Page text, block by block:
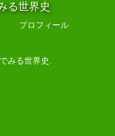
る世界史
プロフィール
みる世界史.